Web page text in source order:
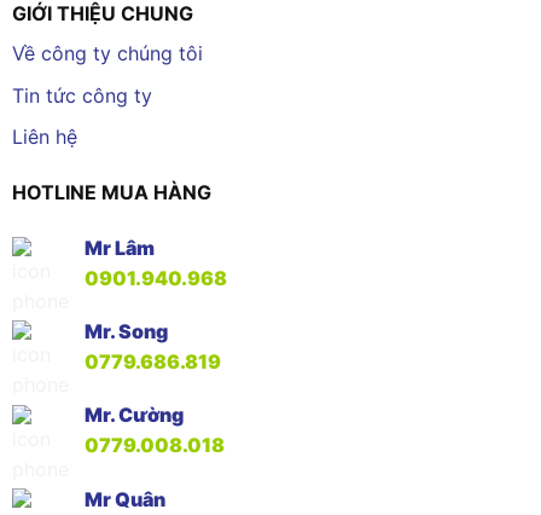
GIỚI THIỆU CHUNG
Về công ty chúng tôi
Tin tức công ty
Liên hệ
HOTLINE MUA HÀNG
Mr Lâm
0901.940.968
Mr. Song
0779.686.819
Mr. Cường
0779.008.018
Mr Quân